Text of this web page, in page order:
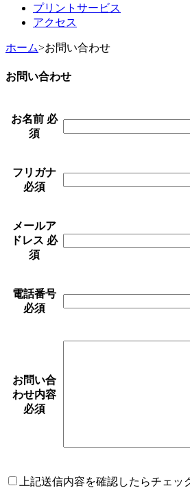
プリントサービス
アクセス
ホーム>お問い合わせ
お問い合わせ
お名前 必
須
フリガナ
必須
メールア
ドレス 必
須
電話番号
必須
お問い合
わせ内容
必須
上記送信内容を確認したらチェッ